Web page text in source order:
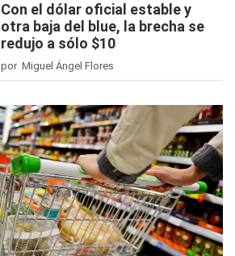
Con el dólar oficial estable y
otra baja del blue, la brecha se
redujo a sólo $10
por Miguel Ángel Flores